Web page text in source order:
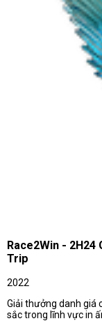
Race2Win -
Trip
2022
Giải thưởng danh giá
sắc trong lĩnh vực in